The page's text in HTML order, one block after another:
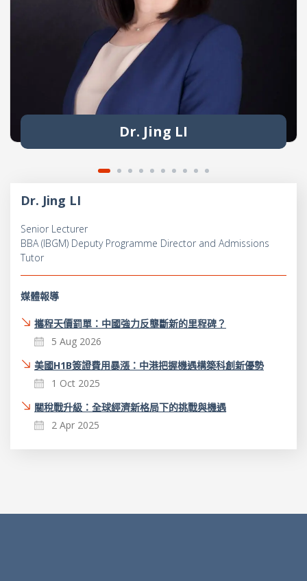
Dr. Jing LI
Dr. Jing LI
Senior Lecturer
BBA (IBGM) Deputy Programme Director and Admissions
Tutor
媒體報導
攜程天價罰單：中國強力反壟斷新的里程碑？
5 Aug 2026
美國H1B簽證費用暴漲：中港把握機遇構築科創新優勢
1 Oct 2025
關稅戰升級：全球經濟新格局下的挑戰與機遇
2 Apr 2025